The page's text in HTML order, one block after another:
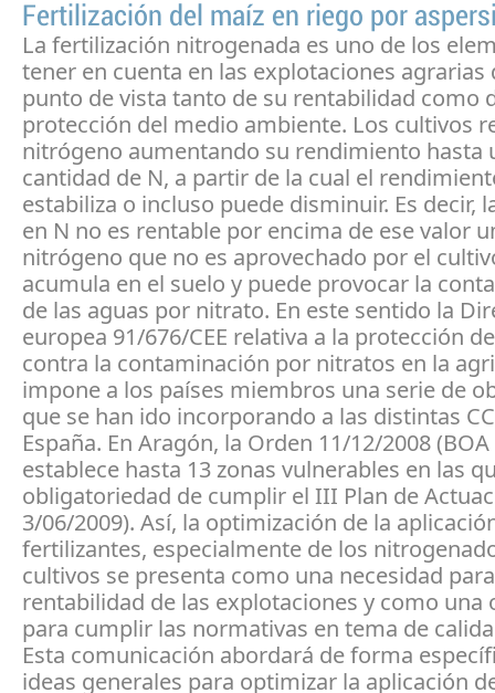
Fertilización del maíz en riego por
La fertilización nitrogenada es uno de los
tener en cuenta en las explotaciones agrarias
punto de vista tanto de su rentabilidad como
protección del medio ambiente. Los cultivos
nitrógeno aumentando su rendimiento hasta
cantidad de N, a partir de la cual el
estabiliza o incluso puede disminuir. Es decir,
en N no es rentable por encima de ese valor
nitrógeno que no es aprovechado por el
acumula en el suelo y puede provocar la
de las aguas por nitrato. En este sentido la
europea 91/676/CEE relativa a la protección
contra la contaminación por nitratos en la
impone a los países miembros una serie de
que se han ido incorporando a las distintas
España. En Aragón, la Orden 11/12/2008
establece hasta 13 zonas vulnerables en las
obligatoriedad de cumplir el III Plan de
3/06/2009). Así, la optimización de la
fertilizantes, especialmente de los
cultivos se presenta como una necesidad
rentabilidad de las explotaciones y como una
para cumplir las normativas en tema de
Esta comunicación abordará de forma
ideas generales para optimizar la aplicación